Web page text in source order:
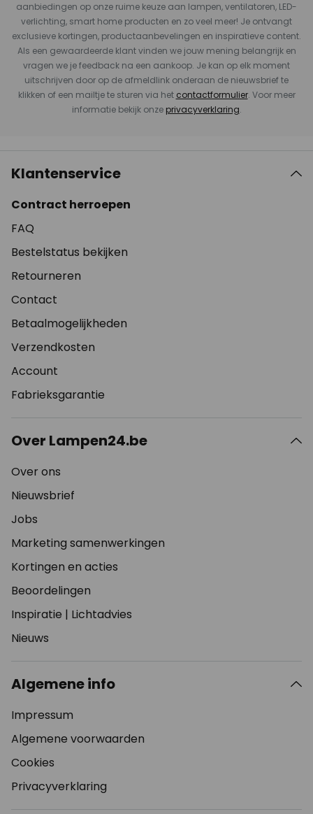
aanbiedingen op onze ruime keuze aan lampen, ventilatoren, LED-
verlichting, smart home producten en zo veel meer! Je ontvangt
exclusieve kortingen, productaanbevelingen en inspiratieve content.
Als een gewaardeerde klant vinden we jouw mening belangrijk en
vragen we je feedback na een aankoop. Je kan op elk moment
uitschrijven door op de afmeldlink onderaan de nieuwsbrief te
klikken of een mailtje te sturen via het contactformulier. Voor meer
informatie bekijk onze privacyverklaring.
Klantenservice
Contract herroepen
FAQ
Bestelstatus bekijken
Retourneren
Contact
Betaalmogelijkheden
Verzendkosten
Account
Fabrieksgarantie
Over Lampen24.be
Over ons
Nieuwsbrief
Jobs
Marketing samenwerkingen
Kortingen en acties
Beoordelingen
Inspiratie | Lichtadvies
Nieuws
Algemene info
Impressum
Algemene voorwaarden
Cookies
Privacyverklaring